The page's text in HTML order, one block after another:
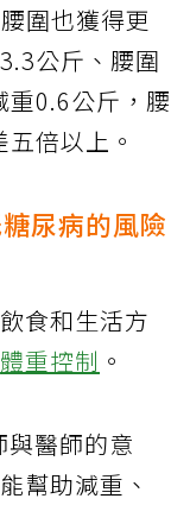
圍也獲得更
公斤、腰圍
重0.6公斤，腰
倍以上。
尿病的風險
食和生活方
體重控制 。
與醫師的意
幫助減重、